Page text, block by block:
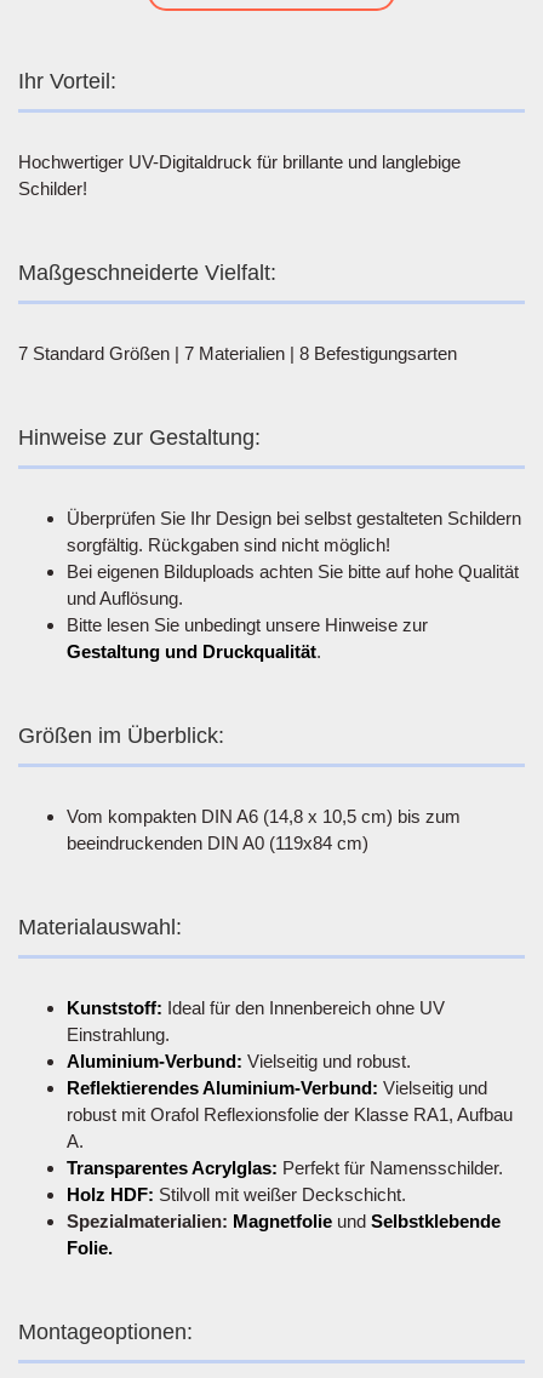
Ihr Vorteil:
Hochwertiger UV-Digitaldruck für brillante und langlebige
Schilder!
Maßgeschneiderte Vielfalt:
7 Standard Größen | 7 Materialien | 8 Befestigungsarten
Hinweise zur Gestaltung:
Überprüfen Sie Ihr Design bei selbst gestalteten Schildern
sorgfältig. Rückgaben sind nicht möglich!
Bei eigenen Bilduploads achten Sie bitte auf hohe Qualität
und Auflösung.
Bitte lesen Sie unbedingt unsere Hinweise zur
Gestaltung und Druckqualität.
Größen im Überblick:
Vom kompakten DIN A6 (14,8 x 10,5 cm) bis zum
beeindruckenden DIN A0 (119x84 cm)
Materialauswahl:
Kunststoff: Ideal für den Innenbereich ohne UV
Einstrahlung.
Aluminium-Verbund: Vielseitig und robust.
Reflektierendes Aluminium-Verbund: Vielseitig und
robust mit Orafol Reflexionsfolie der Klasse RA1, Aufbau
A.
Transparentes Acrylglas: Perfekt für Namensschilder.
Holz HDF: Stilvoll mit weißer Deckschicht.
Spezialmaterialien: Magnetfolie und Selbstklebende
Folie.
Montageoptionen: